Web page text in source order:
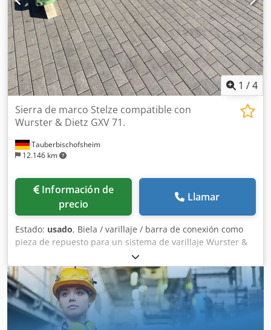
1 /4
Tauberbischofsheim
12.146 km
Sierra de marco Stelze compatible con
Wurster & Dietz GXV 71.
Información de
precio
Llamar
Estado: usado, Biela / varillaje / barra de conexión como
pieza de repuesto para un sistema de varillaje Wurster &
Dietz GXV 71 o EWD. Datos técnicos: - Longitud total:
aproximadamente 3.270 mm - D1: 190 mm - D2: 150 mm
Csdszrx Etjpfx Ab Tjha - Grosor del material: 50 mm -
Distancia entre ejes: aproximadamente 3.020 mm